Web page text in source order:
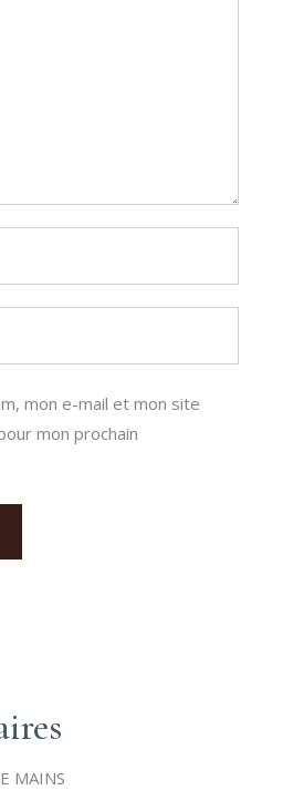
mon e-mail et mon site
mon prochain